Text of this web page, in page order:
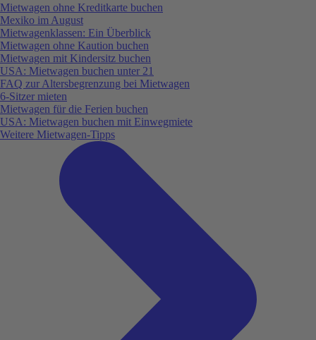
Mietwagen ohne Kreditkarte buchen
Mexiko im August
Mietwagenklassen: Ein Überblick
Mietwagen ohne Kaution buchen
Mietwagen mit Kindersitz buchen
USA: Mietwagen buchen unter 21
FAQ zur Altersbegrenzung bei Mietwagen
6-Sitzer mieten
Mietwagen für die Ferien buchen
USA: Mietwagen buchen mit Einwegmiete
Weitere Mietwagen-Tipps